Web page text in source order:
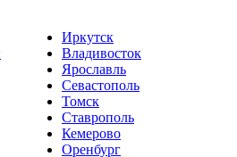
Иркутск
Владивосток
Ярославль
Севастополь
Томск
Ставрополь
Кемерово
Оренбург